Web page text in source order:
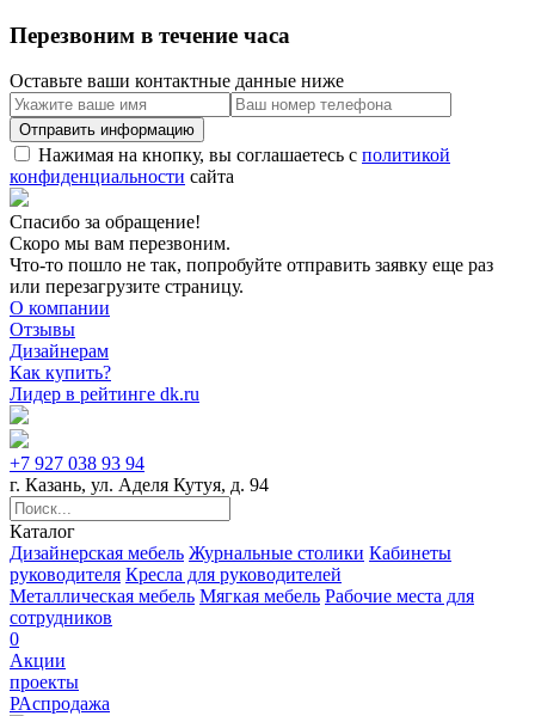
Перезвоним в течение часа
Оставьте ваши контактные данные ниже
Нажимая на кнопку, вы соглашаетесь с политикой
конфиденциальности сайта
Спасибо за обращение!
Скоро мы вам перезвоним.
Что-то пошло не так, попробуйте отправить заявку еще раз
или перезагрузите страницу.
О компании
Отзывы
Дизайнерам
Как купить?
Лидер в рейтинге dk.ru
+7 927 038 93 94
г. Казань, ул. Аделя Кутуя, д. 94
Каталог
Дизайнерская мебель Журнальные столики Кабинеты
руководителя Кресла для руководителей
Металлическая мебель Мягкая мебель Рабочие места для
сотрудников
0
Акции
проекты
РАспродажа